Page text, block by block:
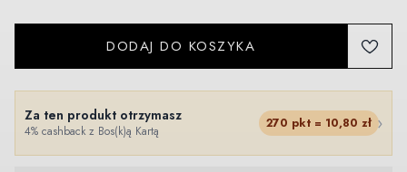
DODAJ DO KOSZYKA
Za ten produkt otrzymasz
4% cashback z Bos(k)ą Kartą
270 pkt = 10,80 zł ›